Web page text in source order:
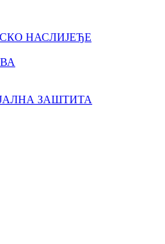
НАСЛИЈЕЂЕ
ЗАШТИТА